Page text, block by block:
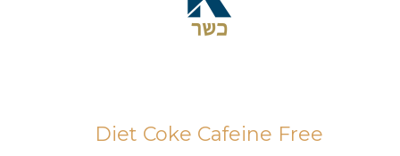
Diet Coke Cafeine Free